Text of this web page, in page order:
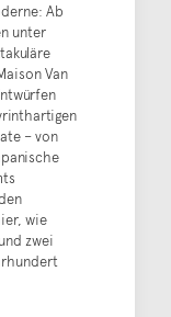
Ab
unter
Van
– von
wie
zwei